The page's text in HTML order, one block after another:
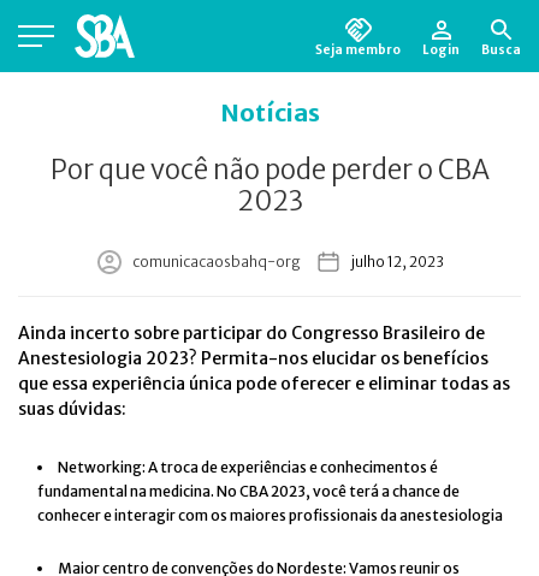
Seja membro Login Busca
Notícias
Por que você não pode perder o CBA
2023
comunicacaosbahq-org julho 12, 2023
Ainda incerto sobre participar do Congresso Brasileiro de
Anestesiologia 2023? Permita-nos elucidar os benefícios
que essa experiência única pode oferecer e eliminar todas as
suas dúvidas:
Networking: A troca de experiências e conhecimentos é
fundamental na medicina. No CBA 2023, você terá a chance de
conhecer e interagir com os maiores profissionais da anestesiologia
Maior centro de convenções do Nordeste: Vamos reunir os